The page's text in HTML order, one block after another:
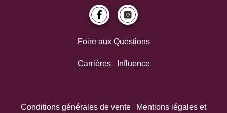
Foire aux Questions
Carrières Influence
Conditions générales de vente
Mentions légales et